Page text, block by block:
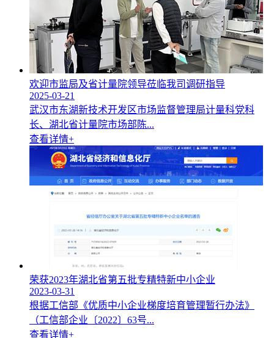
欢迎市监局及省计量院领导莅临我司调研指导
2025-03-21
武汉市东湖新技术开发区市场监督管理局计量科党科
长、湖北省计量院市场部陈...
查看详情+
荣获2023年湖北省第五批专精特新中小企业
2023-03-31
根据工信部《优质中小企业梯度培育管理暂行办法》
（工信部企业〔2022〕63号...
查看详情+